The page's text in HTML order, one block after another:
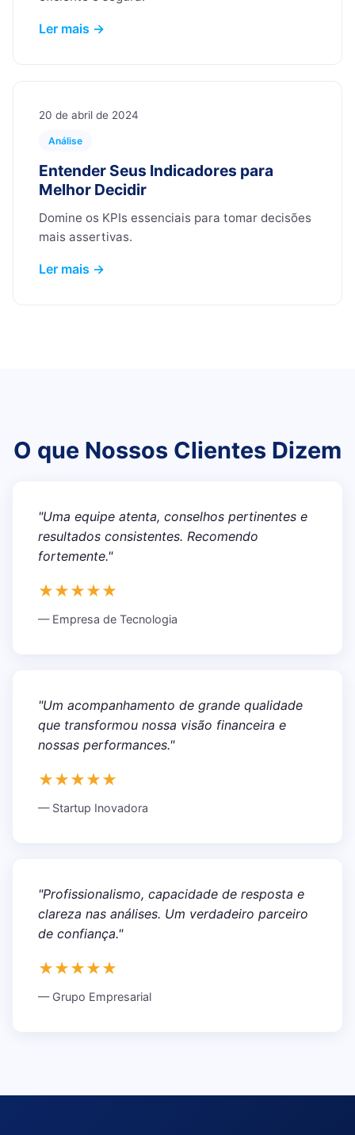
Ler mais →
20 de abril de 2024
Análise
Entender Seus Indicadores para
Melhor Decidir
Domine os KPIs essenciais para tomar decisões
mais assertivas.
Ler mais →
O que Nossos Clientes Dizem
"Uma equipe atenta, conselhos pertinentes e
resultados consistentes. Recomendo
fortemente."
★★★★★
— Empresa de Tecnologia
"Um acompanhamento de grande qualidade
que transformou nossa visão financeira e
nossas performances."
★★★★★
— Startup Inovadora
"Profissionalismo, capacidade de resposta e
clareza nas análises. Um verdadeiro parceiro
de confiança."
★★★★★
— Grupo Empresarial